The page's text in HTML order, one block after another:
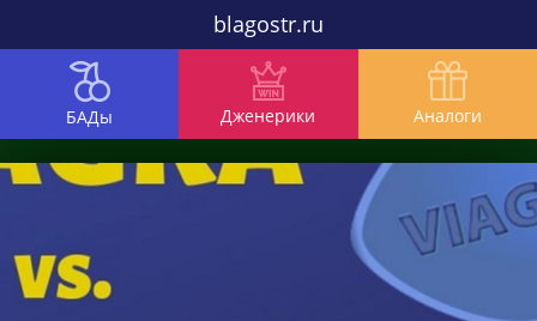
blagostr.ru
БАДы Дженерики Аналоги